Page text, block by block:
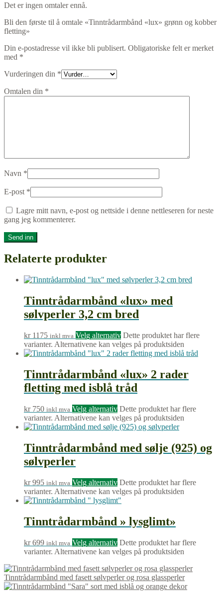
Det er ingen omtaler ennå.
Bli den første til å omtale «Tinntrådarmbånd «lux» grønn og kobber
fletting»
Din e-postadresse vil ikke bli publisert. Obligatoriske felt er merket
med *
Vurderingen din *
Omtalen din *
Navn *
E-post *
Lagre mitt navn, e-post og nettside i denne nettleseren for neste
gang jeg kommenterer.
Relaterte produkter
Tinntrådarmbånd «lux» med
sølvperler 3,2 cm bred
kr1175 inkl mva Velg alternativ Dette produktet har flere
varianter. Alternativene kan velges på produktsiden
Tinntrådarmbånd «lux» 2 rader
fletting med isblå tråd
kr750 inkl mva Velg alternativ Dette produktet har flere
varianter. Alternativene kan velges på produktsiden
Tinntrådarmbånd med sølje (925) og
sølvperler
kr995 inkl mva Velg alternativ Dette produktet har flere
varianter. Alternativene kan velges på produktsiden
Tinntrådarmbånd » lysglimt»
kr699 inkl mva Velg alternativ Dette produktet har flere
varianter. Alternativene kan velges på produktsiden
Tinntrådarmbånd med fasett sølvperler og rosa glassperler